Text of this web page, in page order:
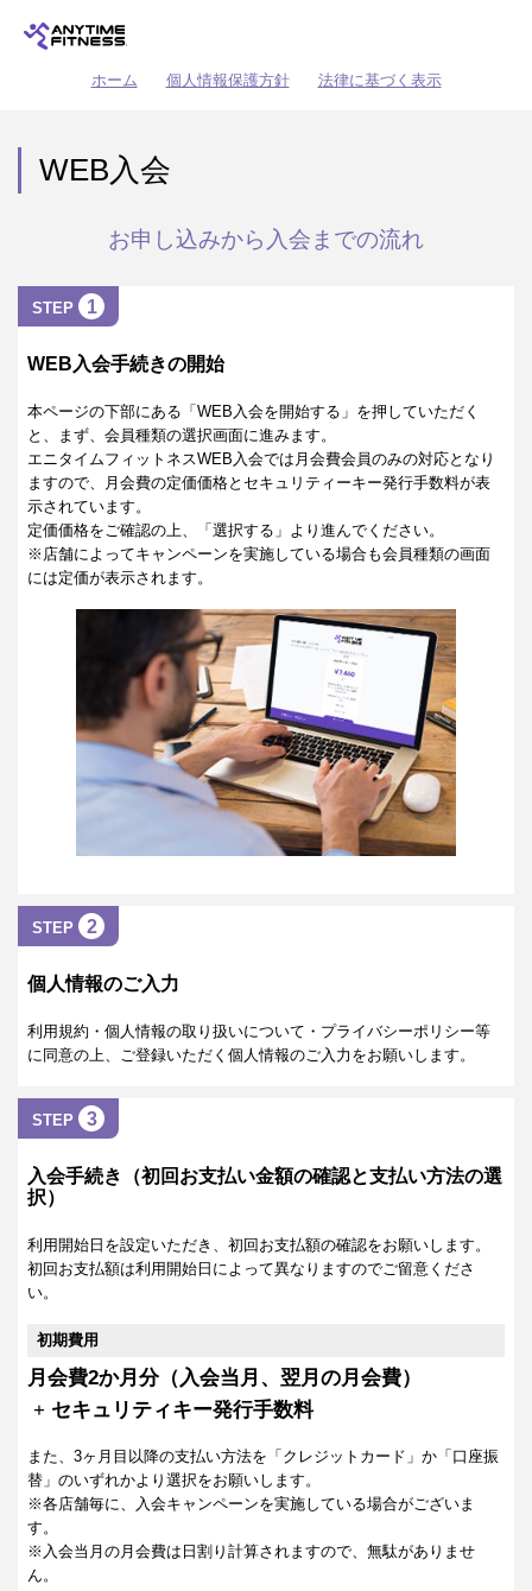
ホーム 個人情報保護方針 法律に基づく表示
WEB入会
お申し込みから入会までの流れ
STEP 1
WEB入会手続きの開始
本ページの下部にある「WEB入会を開始する」を押していただく
と、まず、会員種類の選択画面に進みます。
エニタイムフィットネスWEB入会では月会費会員のみの対応となり
ますので、月会費の定価価格とセキュリティーキー発行手数料が表
示されています。
定価価格をご確認の上、「選択する」より進んでください。
※店舗によってキャンペーンを実施している場合も会員種類の画面
には定価が表示されます。
STEP 2
個人情報のご入力
利用規約・個人情報の取り扱いについて・プライバシーポリシー等
に同意の上、ご登録いただく個人情報のご入力をお願いします。
STEP 3
入会手続き（初回お支払い金額の確認と支払い方法の選
択）
利用開始日を設定いただき、初回お支払額の確認をお願いします。
初回お支払額は利用開始日によって異なりますのでご留意くださ
い。
初期費用
月会費2か月分（入会当月、翌月の月会費）
+ セキュリティキー発行手数料
また、3ヶ月目以降の支払い方法を「クレジットカード」か「口座振
替」のいずれかより選択をお願いします。
※各店舗毎に、入会キャンペーンを実施している場合がございま
す。
※入会当月の月会費は日割り計算されますので、無駄がありませ
ん。